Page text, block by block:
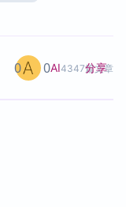
AI4347篇文章
0 0 分享